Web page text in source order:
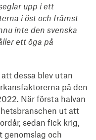
upp i ett
i öst och främst
inte den svenska
ett öga på
dessa blev utan
på den
När första halvan
ut att
sedan fick krig,
genomslag och